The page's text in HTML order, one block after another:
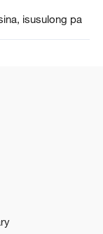
isusulong pa